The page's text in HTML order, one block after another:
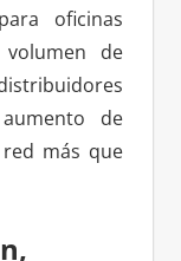
oficinas
de
de
más que